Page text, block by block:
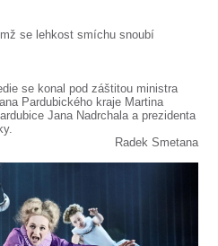
se lehkost smíchu snoubí
se konal pod záštitou ministra
Pardubického kraje Martina
Jana Nadrchala a prezidenta
Radek Smetana